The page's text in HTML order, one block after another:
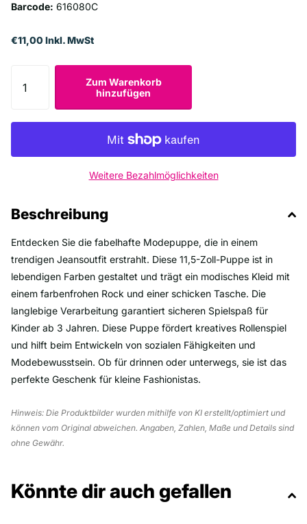
Barcode: 616080C
€11,00 Inkl. MwSt
Zum Warenkorb
hinzufügen
Weitere Bezahlmöglichkeiten
Beschreibung
Entdecken Sie die fabelhafte Modepuppe, die in einem
trendigen Jeansoutfit erstrahlt. Diese 11,5-Zoll-Puppe ist in
lebendigen Farben gestaltet und trägt ein modisches Kleid mit
einem farbenfrohen Rock und einer schicken Tasche. Die
langlebige Verarbeitung garantiert sicheren Spielspaß für
Kinder ab 3 Jahren. Diese Puppe fördert kreatives Rollenspiel
und hilft beim Entwickeln von sozialen Fähigkeiten und
Modebewusstsein. Ob für drinnen oder unterwegs, sie ist das
perfekte Geschenk für kleine Fashionistas.
Hinweis: Die Produktbilder wurden mithilfe von KI erstellt/optimiert und
können vom Original abweichen. Angaben, Zahlen, Maße und Details sind
ohne Gewähr.
Könnte dir auch gefallen